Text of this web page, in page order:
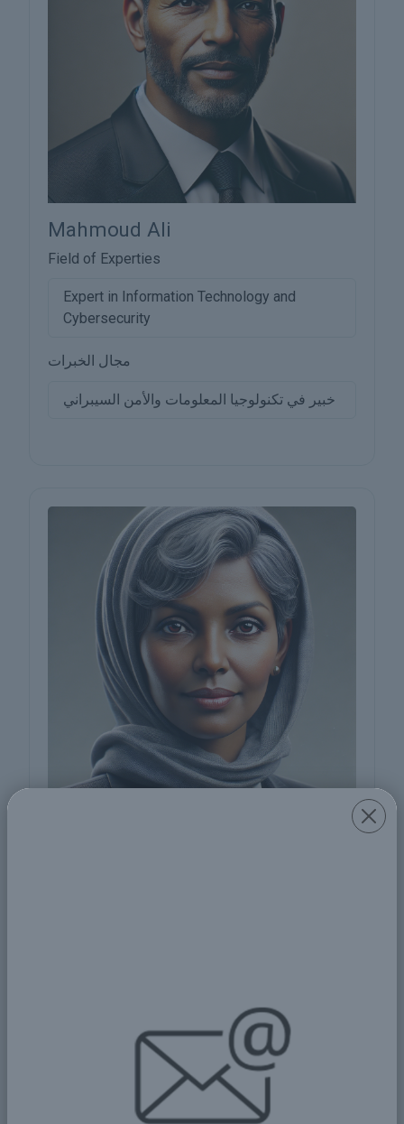
Mahmoud Ali
Field of Experties
Expert in Information Technology and
Cybersecurity
مجال الخبرات
خبير في تكنولوجيا المعلومات والأمن السيبراني
متخصصة في الاقتصاد الدولي والتجارة